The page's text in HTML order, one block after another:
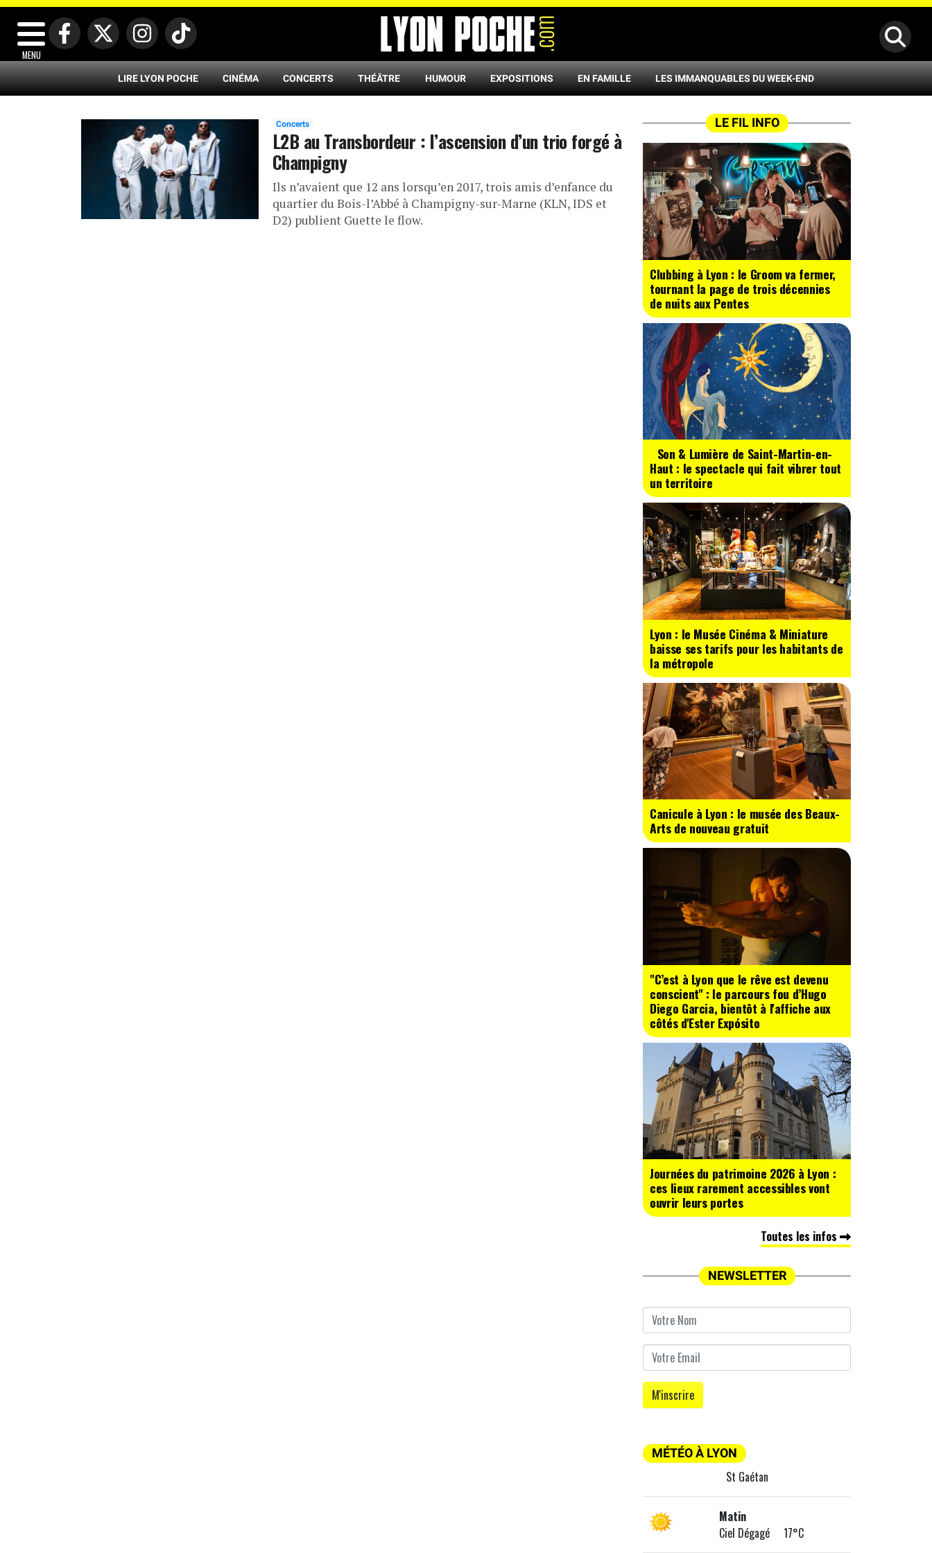
MENU
LIRE LYON POCHE CINÉMA CONCERTS THÉÂTRE HUMOUR EXPOSITIONS EN FAMILLE LES IMMANQUABLES DU WEEK-END
Concerts
L2B au Transbordeur : l’ascension d’un trio forgé à
Champigny
Ils n’avaient que 12 ans lorsqu’en 2017, trois amis d’enfance du
quartier du Bois-l’Abbé à Champigny-sur-Marne (KLN, IDS et
D2) publient Guette le flow.
LE FIL INFO
Clubbing à Lyon : le Groom va fermer,
tournant la page de trois décennies
de nuits aux Pentes
Son & Lumière de Saint-Martin-en-
Haut : le spectacle qui fait vibrer tout
un territoire
Lyon : le Musée Cinéma & Miniature
baisse ses tarifs pour les habitants de
la métropole
Canicule à Lyon : le musée des Beaux-
Arts de nouveau gratuit
"C’est à Lyon que le rêve est devenu
conscient" : le parcours fou d’Hugo
Diego Garcia, bientôt à l'affiche aux
côtés d'Ester Expósito
Journées du patrimoine 2026 à Lyon :
ces lieux rarement accessibles vont
ouvrir leurs portes
Toutes les infos
NEWSLETTER
MÉTÉO À LYON
St Gaétan
Matin
Ciel Dégagé 17°C